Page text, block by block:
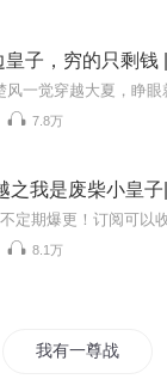
皇子，穷的只剩钱
7.8万
8.1万
我有一尊战心鼎